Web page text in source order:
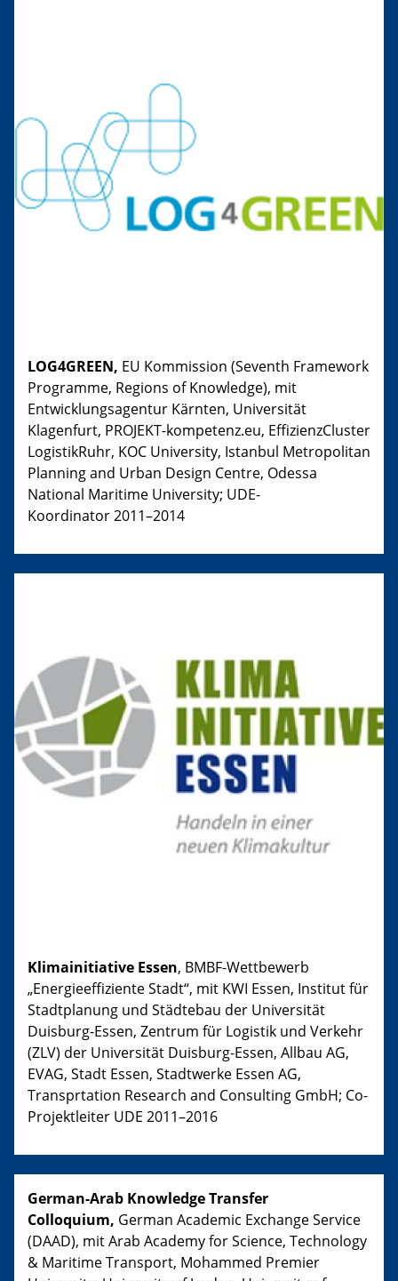
LOG4GREEN, EU Kommission (Seventh Framework
Programme, Regions of Knowledge), mit
Entwicklungsagentur Kärnten, Universität
Klagenfurt, PROJEKT-kompetenz.eu, EffizienzCluster
LogistikRuhr, KOC University, Istanbul Metropolitan
Planning and Urban Design Centre, Odessa
National Maritime University; UDE-
Koordinator 2011–2014
Klimainitiative Essen, BMBF-Wettbewerb
„Energieeffiziente Stadt“, mit KWI Essen, Institut für
Stadtplanung und Städtebau der Universität
Duisburg-Essen, Zentrum für Logistik und Verkehr
(ZLV) der Universität Duisburg-Essen, Allbau AG,
EVAG, Stadt Essen, Stadtwerke Essen AG,
Transprtation Research and Consulting GmbH; Co-
Projektleiter UDE 2011–2016
German-Arab Knowledge Transfer
Colloquium, German Academic Exchange Service
(DAAD), mit Arab Academy for Science, Technology
& Maritime Transport, Mohammed Premier